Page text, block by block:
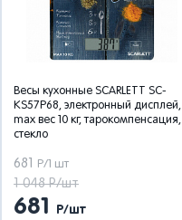
Весы кухонные SCARLETT SC-
KS57P68, электронный дисплей,
max вес 10 кг, тарокомпенсация,
стекло
681 Р/1 шт
1 048 Р/шт
681 Р/шт